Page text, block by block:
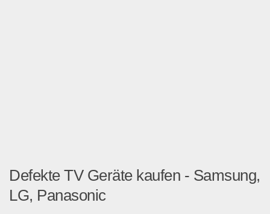
Defekte TV Geräte kaufen - Samsung,
LG, Panasonic